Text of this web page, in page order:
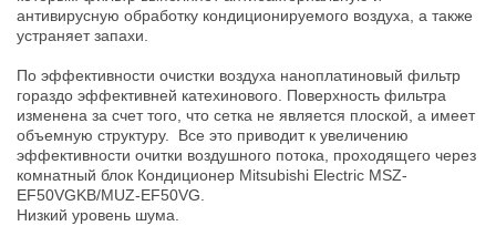
антивирусную обработку кондиционируемого воздуха, а также
устраняет запахи.
По эффективности очистки воздуха наноплатиновый фильтр
гораздо эффективней катехинового. Поверхность фильтра
изменена за счет того, что сетка не является плоской, а имеет
объемную структуру. Все это приводит к увеличению
эффективности очитки воздушного потока, проходящего через
комнатный блок Кондиционер Mitsubishi Electric MSZ-
EF50VGKB/MUZ-EF50VG.
Низкий уровень шума.